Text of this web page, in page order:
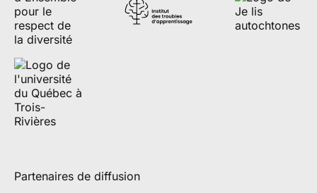
Partenaires de diffusion